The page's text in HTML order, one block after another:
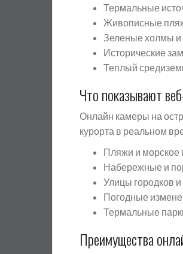
Термальные
Живописные
Зеленые холмы
Исторические
Теплый
Что показывают
Онлайн камеры на
курорта в реальном
Пляжи и морское
Набережные и
Улицы городков
Погодные
Термальные
Преимущества